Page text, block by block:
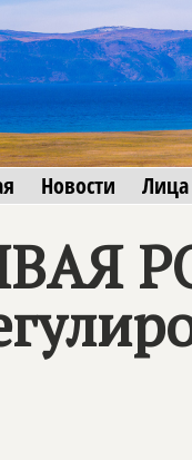
Новости Лица